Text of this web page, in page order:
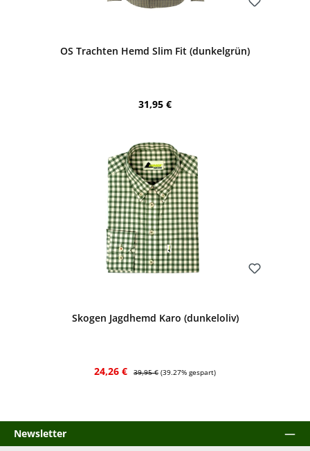
OS Trachten Hemd Slim Fit (dunkelgrün)
Regulärer Preis:
31,95 €
Skogen Jagdhemd Karo (dunkeloliv)
Verkaufspreis:
24,26 € Regulärer Preis:
39,95 € (39.27% gespart)
Newsletter